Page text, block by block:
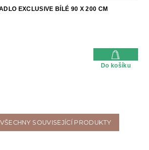
EXCLUSIVE BÍLÉ 90 X 200 CM
Do košíku
SOUVISEJÍCÍ PRODUKTY